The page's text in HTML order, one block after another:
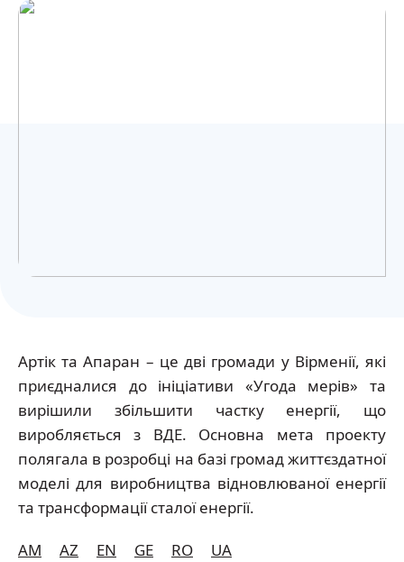
Артік та Апаран – це дві громади у Вірменії, які
приєдналися до ініціативи «Угода мерів» та
вирішили збільшити частку енергії, що
виробляється з ВДЕ. Основна мета проекту
полягала в розробці на базі громад життєздатної
моделі для виробництва відновлюваної енергії
та трансформації сталої енергії.
AM AZ EN GE RO UA